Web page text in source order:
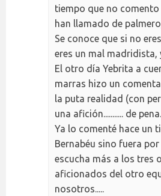
tiempo que no comento
han llamado de
Se conoce que si no
eres un mal madridista,
El otro día Yebrita a
marras hizo un
la puta realidad (con
una afición........... de
Ya lo comenté hace un
Bernabéu sino fuera por
escucha más a los tres
aficionados del otro
nosotros.....